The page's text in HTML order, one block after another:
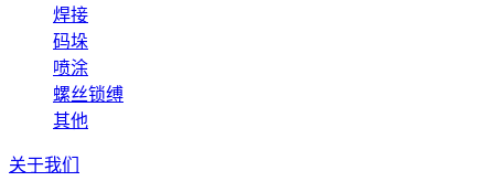
焊接
码垛
喷涂
螺丝锁缚
其他
关于我们